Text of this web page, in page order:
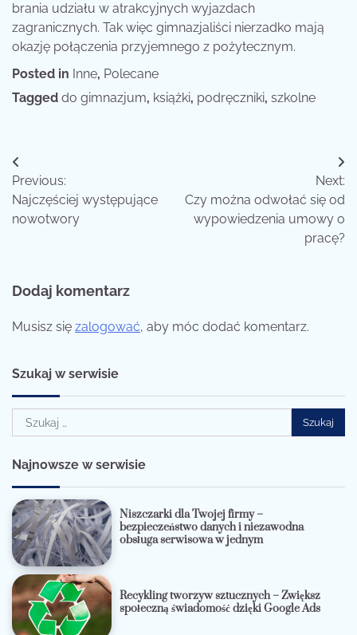
brania udziału w atrakcyjnych wyjazdach
zagranicznych. Tak więc gimnazjaliści nierzadko mają
okazję połączenia przyjemnego z pożytecznym.
Posted in Inne, Polecane
Tagged do gimnazjum, książki, podręczniki, szkolne
Nawigacja
wpisu
Previous:
Najczęściej występujące
nowotwory
Next:
Czy można odwołać się od
wypowiedzenia umowy o
pracę?
Dodaj komentarz
Musisz się zalogować, aby móc dodać komentarz.
Szukaj w serwisie
Szukaj:
Najnowsze w serwisie
Niszczarki dla Twojej firmy –
bezpieczeństwo danych i niezawodna
obsługa serwisowa w jednym
Recykling tworzyw sztucznych – Zwiększ
społeczną świadomość dzięki Google Ads